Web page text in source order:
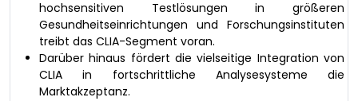
hochsensitiven Testlösungen in größeren
Gesundheitseinrichtungen und Forschungsinstituten
treibt das CLIA-Segment voran.
Darüber hinaus fördert die vielseitige Integration von
CLIA in fortschrittliche Analysesysteme die
Marktakzeptanz.